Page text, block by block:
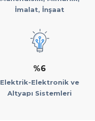
İmalat, İnşaat
%6
Elektrik-Elektronik ve
Altyapı Sistemleri